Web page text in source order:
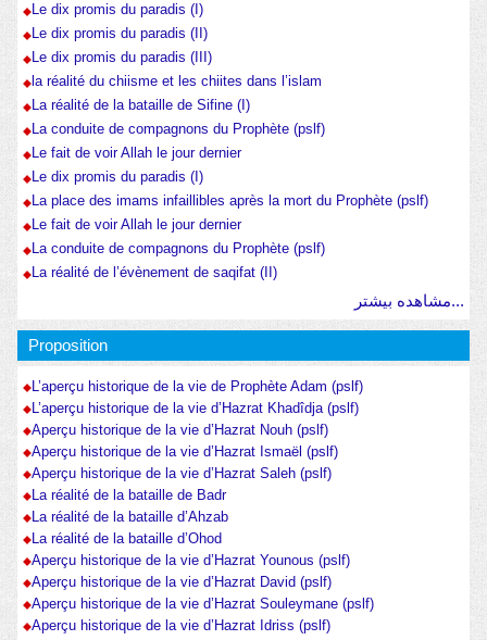
Le dix promis du paradis (I)
Le dix promis du paradis (II)
Le dix promis du paradis (III)
la réalité du chiisme et les chiites dans l’islam
La réalité de la bataille de Sifine (I)
La conduite de compagnons du Prophète (pslf)
Le fait de voir Allah le jour dernier
Le dix promis du paradis (I)
La place des imams infaillibles après la mort du Prophète (pslf)
Le fait de voir Allah le jour dernier
La conduite de compagnons du Prophète (pslf)
La réalité de l’évènement de saqifat (II)
مشاهده بیشتر...
Proposition
L’aperçu historique de la vie de Prophète Adam (pslf)
L’aperçu historique de la vie d’Hazrat Khadîdja (pslf)
Aperçu historique de la vie d’Hazrat Nouh (pslf)
Aperçu historique de la vie d’Hazrat Ismaël (pslf)
Aperçu historique de la vie d’Hazrat Saleh (pslf)
La réalité de la bataille de Badr
La réalité de la bataille d’Ahzab
La réalité de la bataille d’Ohod
Aperçu historique de la vie d’Hazrat Younous (pslf)
Aperçu historique de la vie d’Hazrat David (pslf)
Aperçu historique de la vie d’Hazrat Souleymane (pslf)
Aperçu historique de la vie d’Hazrat Idriss (pslf)